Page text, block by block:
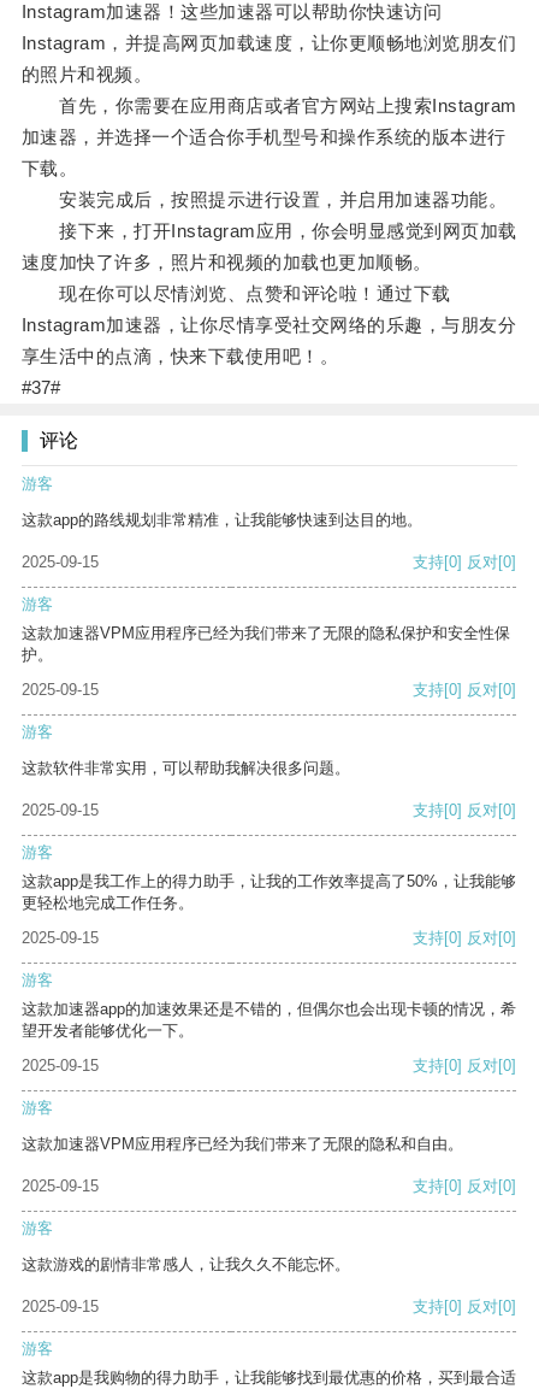
Instagram加速器！这些加速器可以帮助你快速访问
Instagram，并提高网页加载速度，让你更顺畅地浏览朋友们
的照片和视频。
首先，你需要在应用商店或者官方网站上搜索Instagram
加速器，并选择一个适合你手机型号和操作系统的版本进行
下载。
安装完成后，按照提示进行设置，并启用加速器功能。
接下来，打开Instagram应用，你会明显感觉到网页加载
速度加快了许多，照片和视频的加载也更加顺畅。
现在你可以尽情浏览、点赞和评论啦！通过下载
Instagram加速器，让你尽情享受社交网络的乐趣，与朋友分
享生活中的点滴，快来下载使用吧！。
#37#
评论
游客
这款app的路线规划非常精准，让我能够快速到达目的地。
2025-09-15 支持[0] 反对[0]
游客
这款加速器VPM应用程序已经为我们带来了无限的隐私保护和安全性保
护。
2025-09-15
支持[0] 反对[0]
游客
这款软件非常实用，可以帮助我解决很多问题。
2025-09-15 支持[0] 反对[0]
游客
这款app是我工作上的得力助手，让我的工作效率提高了50%，让我能够
更轻松地完成工作任务。
2025-09-15
支持[0] 反对[0]
游客
这款加速器app的加速效果还是不错的，但偶尔也会出现卡顿的情况，希
望开发者能够优化一下。
2025-09-15
支持[0] 反对[0]
游客
这款加速器VPM应用程序已经为我们带来了无限的隐私和自由。
2025-09-15 支持[0] 反对[0]
游客
这款游戏的剧情非常感人，让我久久不能忘怀。
2025-09-15 支持[0] 反对[0]
游客
这款app是我购物的得力助手，让我能够找到最优惠的价格，买到最合适